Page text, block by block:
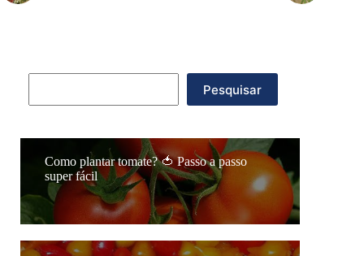
Pesquisar
Como plantar tomate? 🍅 Passo a passo
super fácil